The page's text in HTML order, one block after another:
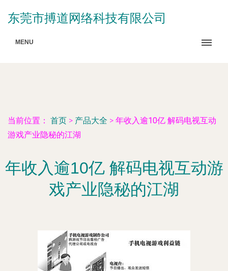
东莞市搏道网络科技有限公司
MENU
当前位置： 首页 > 产品大全 > 年收入逾10亿 解码电视互动
游戏产业隐秘的江湖
年收入逾10亿 解码电视互动游
戏产业隐秘的江湖